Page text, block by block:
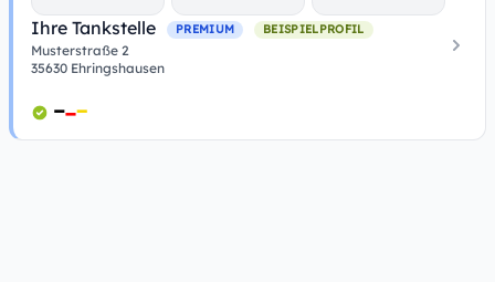
Ihre Tankstelle PREMIUM BEISPIELPROFIL
Musterstraße 2
35630 Ehringshausen